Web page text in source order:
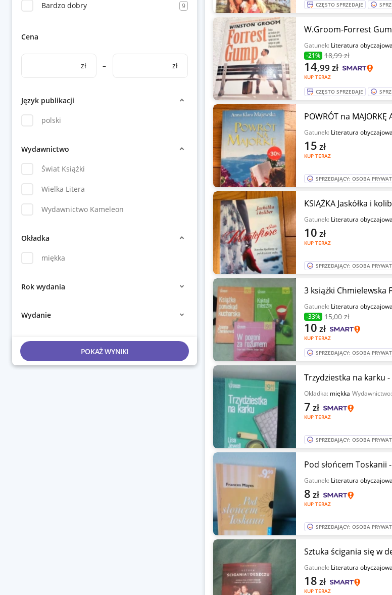
Bardzo dobry 9
Cena
zł – zł
Język publikacji
polski
Wydawnictwo
Świat Książki
Wielka Litera
Wydawnictwo Kameleon
Okładka
miękka
Rok wydania
Wydanie
POKAŻ WYNIKI
CZĘSTO SPRZEDAJE
W.Groom-Forrest
Gatunek: Literatura obyczajowa
-21% 18,99 zł
KUP TERAZ
14,99 zł
CZĘSTO SPRZEDAJE
POWRÓT na MAJORKĘ
Gatunek: Literatura obyczajowa
KUP TERAZ
15 zł
SPRZEDAJĄCY: OSOBA
KSIĄŻKA Jaskółka i
Gatunek: Literatura obyczajowa
KUP TERAZ
10 zł
SPRZEDAJĄCY: OSOBA
3 książki Chmielewska
Gatunek: Literatura obyczajowa
-33% 15,00 zł
KUP TERAZ
10 zł
SPRZEDAJĄCY: OSOBA
Trzydziestka na karku -
Okładka: miękka Wydawnictwo:
KUP TERAZ
7 zł
SPRZEDAJĄCY: OSOBA
Pod słońcem Toskanii
Gatunek: Literatura obyczajowa
KUP TERAZ
8 zł
SPRZEDAJĄCY: OSOBA
Sztuka ścigania się w
Gatunek: Literatura obyczajowa
KUP TERAZ
18 zł